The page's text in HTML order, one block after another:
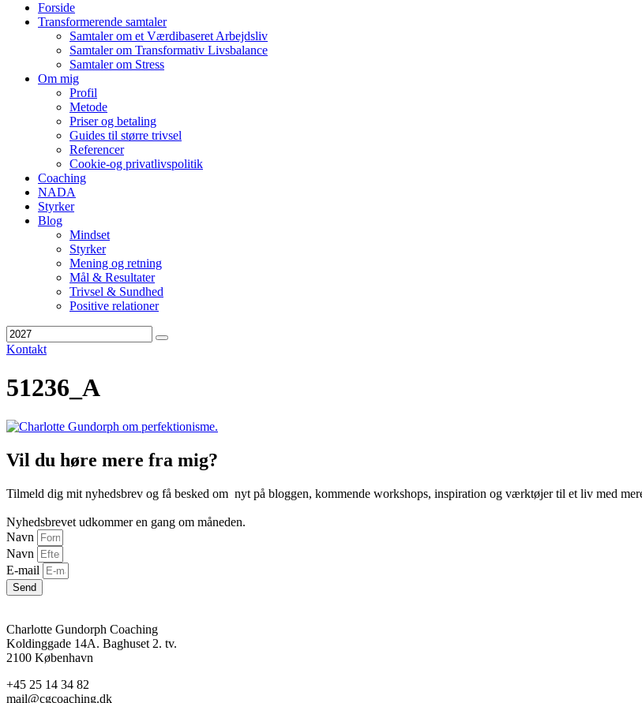
Forside
Transformerende samtaler
Samtaler om et Værdibaseret Arbejdsliv
Samtaler om Transformativ Livsbalance
Samtaler om Stress
Om mig
Profil
Metode
Priser og betaling
Guides til større trivsel
Referencer
Cookie-og privatlivspolitik
Coaching
NADA
Styrker
Blog
Mindset
Styrker
Mening og retning
Mål & Resultater
Trivsel & Sundhed
Positive relationer
Kontakt
51236_A
Vil du høre mere fra mig?
Tilmeld dig mit nyhedsbrev og få besked om nyt på bloggen, kommende workshops, inspiration og værktøjer til et liv med
Nyhedsbrevet udkommer en gang om måneden.
Navn
Navn
E-mail
Send
Charlotte Gundorph Coaching
Koldinggade 14A. Baghuset 2. tv.
2100 København
+45 25 14 34 82
mail@cgcoaching.dk